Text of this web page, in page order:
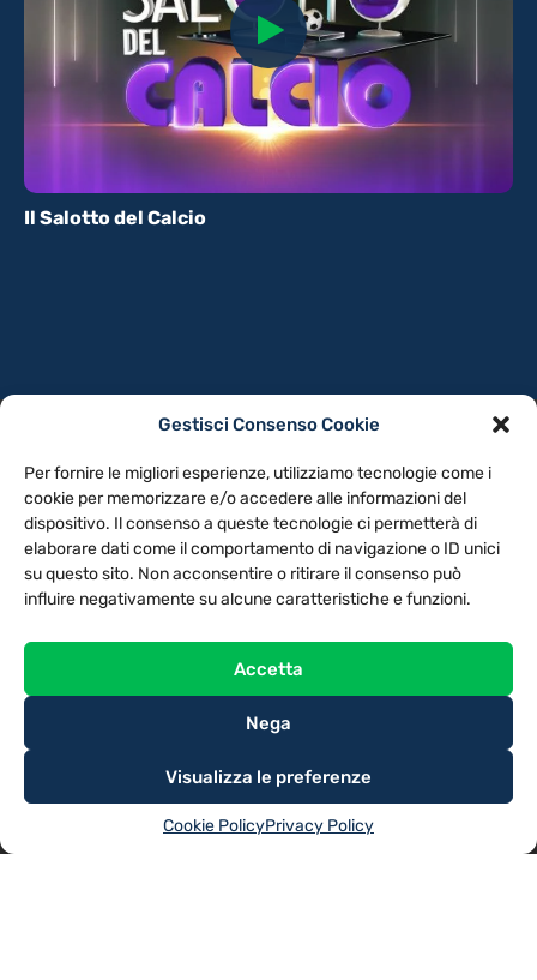
Gestisci Consenso Cookie
Per fornire le migliori esperienze, utilizziamo tecnologie come i
cookie per memorizzare e/o accedere alle informazioni del
dispositivo. Il consenso a queste tecnologie ci permetterà di
elaborare dati come il comportamento di navigazione o ID unici
su questo sito. Non acconsentire o ritirare il consenso può
influire negativamente su alcune caratteristiche e funzioni.
Accetta
Nega
Visualizza le preferenze
Cookie PolicyPrivacy Policy
Il Salotto del Calcio
NOTE LEGALI
CONTATTACI PREFERENZE
TV LIBERA S.P.A.
Via Monteleonese 95/21 – 51100 Pistoia (PT)
Tel. 0573.9136 / Fax 0573.913615